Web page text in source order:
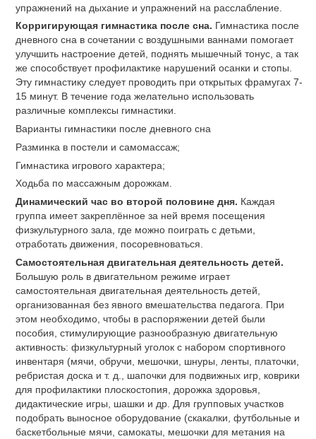
упражнений на дыхание и упражнений на расслабление.
Корригирующая гимнастика после сна. Гимнастика после
дневного сна в сочетании с воздушными ваннами помогает
улучшить настроение детей, поднять мышечный тонус, а так
же способствует профилактике нарушений осанки и стопы.
Эту гимнастику следует проводить при открытых фрамугах 7-
15 минут. В течение года желательно использовать
различные комплексы гимнастики.
Варианты гимнастики после дневного сна
Разминка в постели и самомассаж;
Гимнастика игрового характера;
Ходьба по массажным дорожкам.
Динамический час во второй половине дня. Каждая
группа имеет закреплённое за ней время посещения
физкультурного зала, где можно поиграть с детьми,
отработать движения, посоревноваться.
Самостоятельная двигательная деятельность детей.
Большую роль в двигательном режиме играет
самостоятельная двигательная деятельность детей,
организованная без явного вмешательства педагога. При
этом необходимо, чтобы в распоряжении детей были
пособия, стимулирующие разнообразную двигательную
активность: физкультурный уголок с набором спортивного
инвентаря (мячи, обручи, мешочки, шнуры, ленты, платочки,
ребристая доска и т. д., шапочки для подвижных игр, коврики
для профилактики плоскостопия, дорожка здоровья,
дидактические игры, шашки и др. Для групповых участков
подобрать выносное оборудование (cкакалки, футбольные и
баскетбольные мячи, самокаты, мешочки для метания на